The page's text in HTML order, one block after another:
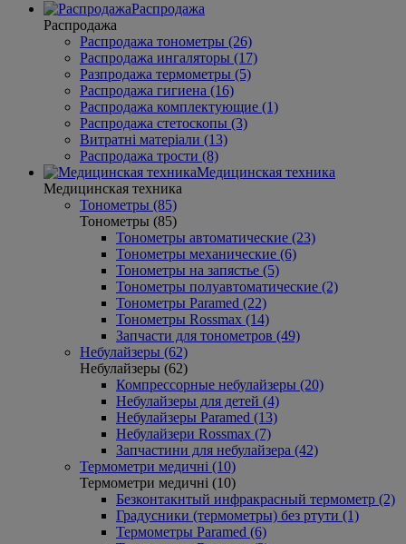
Распродажа
Распродажа
Распродажа тонометры (26)
Распродажа ингаляторы (17)
Разпродажа термометры (5)
Распродажа гигиена (16)
Распродажа комплектующие (1)
Распродажа стетоскопы (3)
Витратні матеріали (13)
Распродажа трости (8)
Медицинская техника
Медицинская техника
Тонометры (85)
Тонометры (85)
Тонометры автоматические (23)
Тонометры механические (6)
Тонометры на запястье (5)
Тонометры полуавтоматические (2)
Тонометры Paramed (22)
Тонометры Rossmax (14)
Запчасти для тонометров (49)
Небулайзеры (62)
Небулайзеры (62)
Компрессорные небулайзеры (20)
Небулайзеры для детей (4)
Небулайзеры Paramed (13)
Небулайзери Rossmax (7)
Запчастини для небулайзера (42)
Термометри медичні (10)
Термометри медичні (10)
Безконтакнтый инфракрасный термометр (2)
Градусники (термометры) без ртути (1)
Термометры Paramed (6)